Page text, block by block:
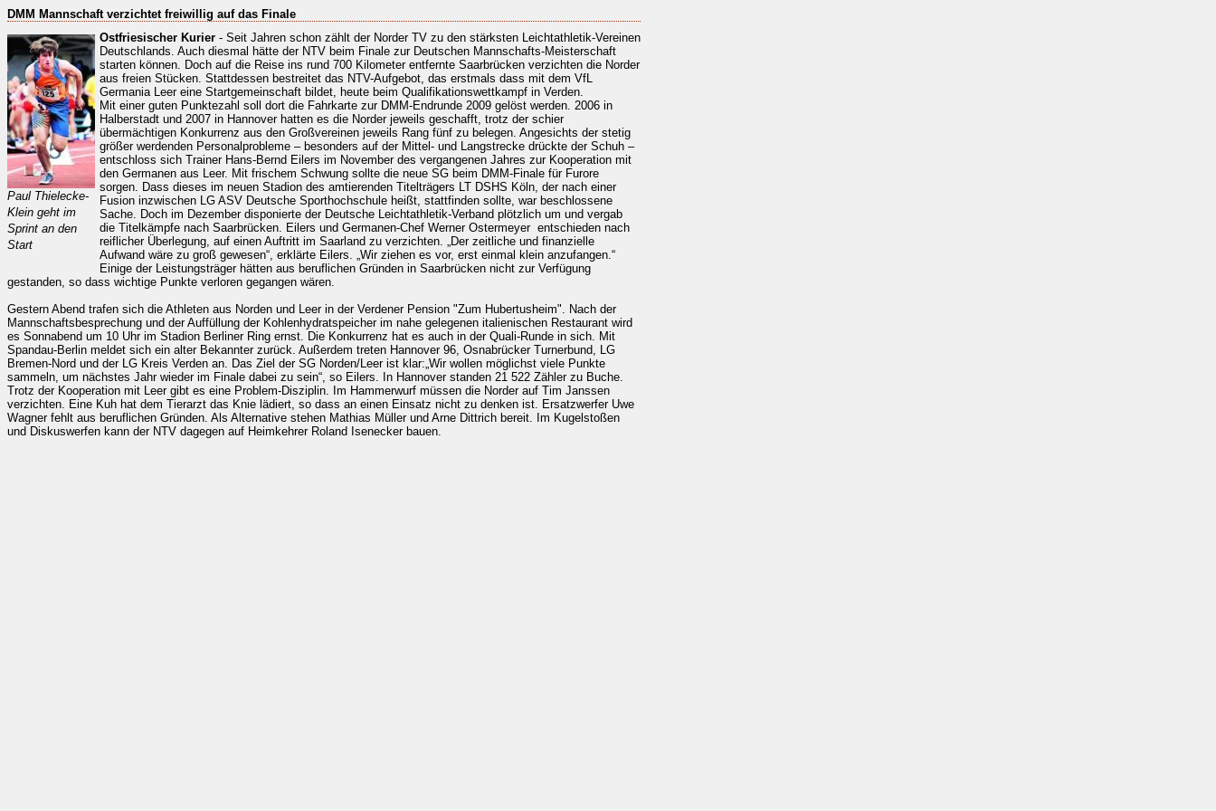
DMM Mannschaft verzichtet freiwillig auf das Finale
Paul Thielecke-
Klein geht im
Sprint an den
Start
Ostfriesischer Kurier - Seit Jahren schon zählt der Norder TV zu den stärksten Leichtathletik-Vereinen
Deutschlands. Auch diesmal hätte der NTV beim Finale zur Deutschen Mannschafts-Meisterschaft
starten können. Doch auf die Reise ins rund 700 Kilometer entfernte Saarbrücken verzichten die Norder
aus freien Stücken. Stattdessen bestreitet das NTV-Aufgebot, das erstmals dass mit dem VfL
Germania Leer eine Startgemeinschaft bildet, heute beim Qualifikationswettkampf in Verden.
Mit einer guten Punktezahl soll dort die Fahrkarte zur DMM-Endrunde 2009 gelöst werden. 2006 in
Halberstadt und 2007 in Hannover hatten es die Norder jeweils geschafft, trotz der schier
übermächtigen Konkurrenz aus den Großvereinen jeweils Rang fünf zu belegen. Angesichts der stetig
größer werdenden Personalprobleme – besonders auf der Mittel- und Langstrecke drückte der Schuh –
entschloss sich Trainer Hans-Bernd Eilers im November des vergangenen Jahres zur Kooperation mit
den Germanen aus Leer. Mit frischem Schwung sollte die neue SG beim DMM-Finale für Furore
sorgen. Dass dieses im neuen Stadion des amtierenden Titelträgers LT DSHS Köln, der nach einer
Fusion inzwischen LG ASV Deutsche Sporthochschule heißt, stattfinden sollte, war beschlossene
Sache. Doch im Dezember disponierte der Deutsche Leichtathletik-Verband plötzlich um und vergab
die Titelkämpfe nach Saarbrücken. Eilers und Germanen-Chef Werner Ostermeyer entschieden nach
reiflicher Überlegung, auf einen Auftritt im Saarland zu verzichten. „Der zeitliche und finanzielle
Aufwand wäre zu groß gewesen“, erklärte Eilers. „Wir ziehen es vor, erst einmal klein anzufangen.“
Einige der Leistungsträger hätten aus beruflichen Gründen in Saarbrücken nicht zur Verfügung
gestanden, so dass wichtige Punkte verloren gegangen wären.
Gestern Abend trafen sich die Athleten aus Norden und Leer in der Verdener Pension "Zum Hubertusheim". Nach der
Mannschaftsbesprechung und der Auffüllung der Kohlenhydratspeicher im nahe gelegenen italienischen Restaurant wird
es Sonnabend um 10 Uhr im Stadion Berliner Ring ernst. Die Konkurrenz hat es auch in der Quali-Runde in sich. Mit
Spandau-Berlin meldet sich ein alter Bekannter zurück. Außerdem treten Hannover 96, Osnabrücker Turnerbund, LG
Bremen-Nord und der LG Kreis Verden an. Das Ziel der SG Norden/Leer ist klar:„Wir wollen möglichst viele Punkte
sammeln, um nächstes Jahr wieder im Finale dabei zu sein“, so Eilers. In Hannover standen 21 522 Zähler zu Buche.
Trotz der Kooperation mit Leer gibt es eine Problem-Disziplin. Im Hammerwurf müssen die Norder auf Tim Janssen
verzichten. Eine Kuh hat dem Tierarzt das Knie lädiert, so dass an einen Einsatz nicht zu denken ist. Ersatzwerfer Uwe
Wagner fehlt aus beruflichen Gründen. Als Alternative stehen Mathias Müller und Arne Dittrich bereit. Im Kugelstoßen
und Diskuswerfen kann der NTV dagegen auf Heimkehrer Roland Isenecker bauen.